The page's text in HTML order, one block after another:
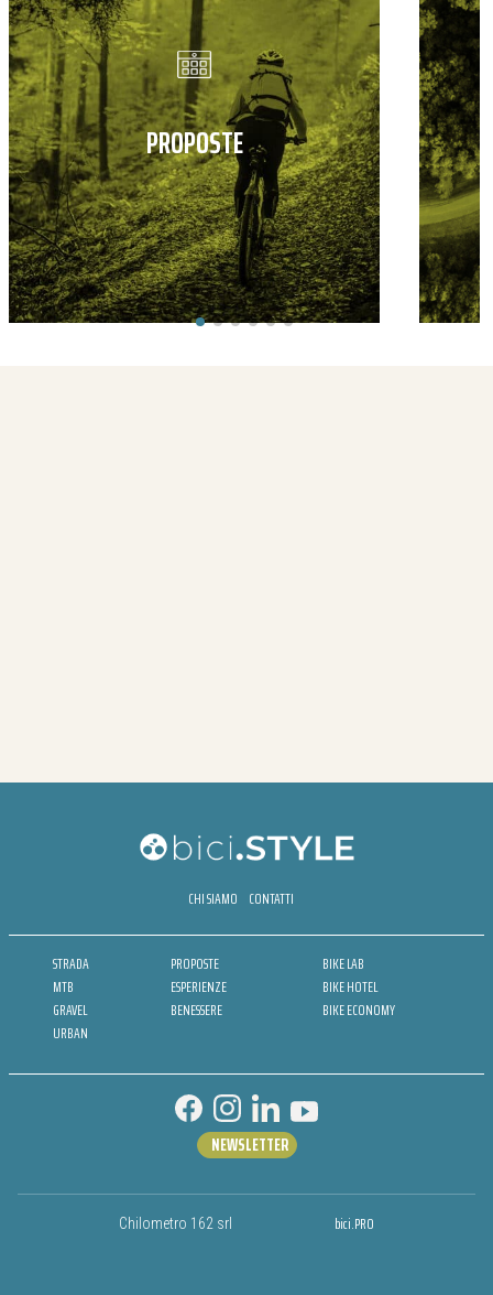
PROPOSTE
CHI SIAMO CONTATTI
STRADA
MTB
GRAVEL
URBAN
PROPOSTE
ESPERIENZE
BENESSERE
BIKE LAB
BIKE HOTEL
BIKE ECONOMY
Chilometro 162 srl bici.PRO
NEWSLETTER